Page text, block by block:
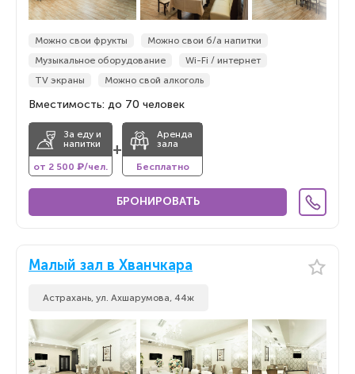
Можно свои фрукты
Можно свои б/а напитки
Музыкальное оборудование
Wi-Fi / интернет
TV экраны
Можно свой алкоголь
Вместимость: до 70 человек
За еду и
напитки
от 2 500 ₽/чел.
+
Аренда
зала
Бесплатно
БРОНИРОВАТЬ
Малый зал в Хванчкара
Астрахань, ул. Ахшарумова, 44ж